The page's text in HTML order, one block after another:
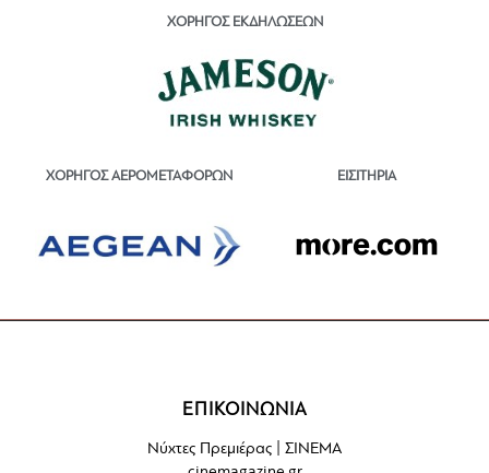
ΧΟΡΗΓΟΣ ΕΚΔΗΛΩΣΕΩΝ
ΧΟΡΗΓΟΣ ΑΕΡΟΜΕΤΑΦΟΡΩΝ ΕΙΣΙΤΗΡΙΑ
ΕΠΙΚΟΙΝΩΝΙΑ
Νύχτες Πρεμιέρας | ΣΙΝΕΜΑ